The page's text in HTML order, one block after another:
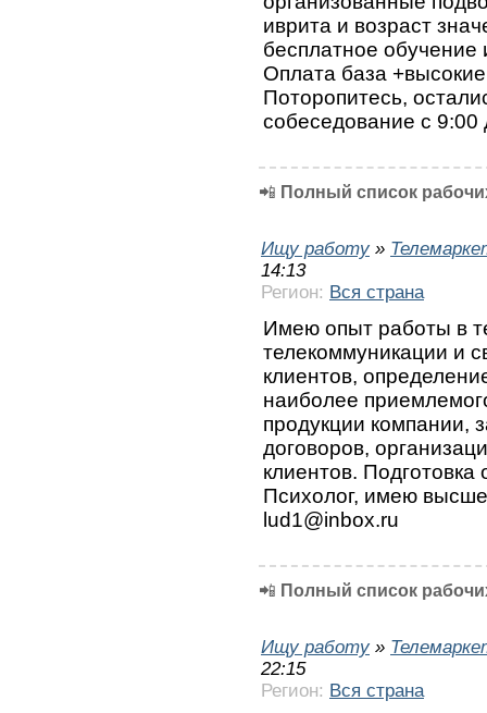
иврита и возраст
бесплатное
Оплата база
Поторопитесь,
собеседование с
📲 Полный список
Ищу работу »
14:13
Регион: Вся страна
Имею опыт работы в
телекоммуникации и
клиентов,
наиболее
продукции компании,
договоров,
клиентов.
Психолог, имею
lud1@inbox.ru
📲 Полный список
Ищу работу »
22:15
Регион: Вся страна